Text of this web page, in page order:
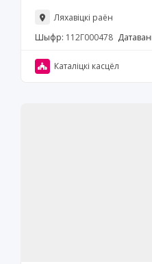
Ляхавіцкі раён
Шыфр: 112Г000478
Каталіцкі касцёл